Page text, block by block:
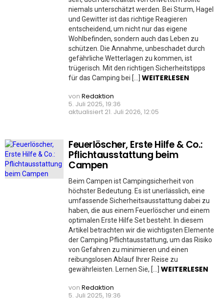
niemals unterschätzt werden. Bei Sturm, Hagel
und Gewitter ist das richtige Reagieren
entscheidend, um nicht nur das eigene
Wohlbefinden, sondern auch das Leben zu
schützen. Die Annahme, unbeschadet durch
gefährliche Wetterlagen zu kommen, ist
trügerisch. Mit den richtigen Sicherheitstipps
für das Camping bei […] WEITERLESEN
von Redaktion
5. Juli 2025, 19:36
aktualisiert 21. Juli 2026, 12:05
Feuerlöscher, Erste Hilfe & Co.:
Pflichtausstattung beim
Campen
Beim Campen ist Campingsicherheit von
höchster Bedeutung. Es ist unerlässlich, eine
umfassende Sicherheitsausstattung dabei zu
haben, die aus einem Feuerlöscher und einem
optimalen Erste Hilfe Set besteht. In diesem
Artikel betrachten wir die wichtigsten Elemente
der Camping Pflichtausstattung, um das Risiko
von Gefahren zu minimieren und einen
reibungslosen Ablauf Ihrer Reise zu
gewährleisten. Lernen Sie, […] WEITERLESEN
von Redaktion
5. Juli 2025, 19:36